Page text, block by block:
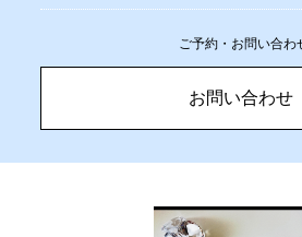
ご予約・お問い合わ
お問い合わせ